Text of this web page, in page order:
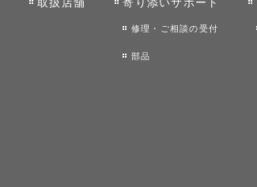
修理・ご相談の受付
部品